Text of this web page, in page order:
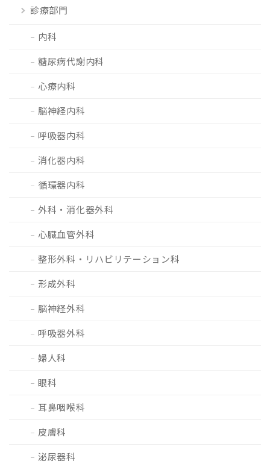
診療部門
内科
糖尿病代謝内科
心療内科
脳神経内科
呼吸器内科
消化器内科
循環器内科
外科・消化器外科
心臓血管外科
整形外科・リハビリテーション科
形成外科
脳神経外科
呼吸器外科
婦人科
眼科
耳鼻咽喉科
皮膚科
泌尿器科